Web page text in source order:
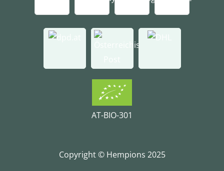
AT-BIO-301
Copyright © Hempions 2025